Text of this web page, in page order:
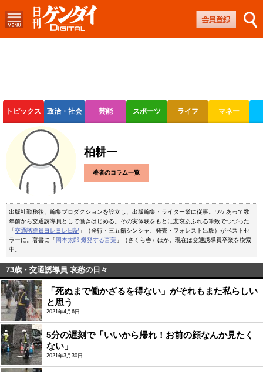
トピックス 政治・社会 芸能 スポーツ ライフ マネー
ボートレース
柏耕一
著者のコラム一覧
出版社勤務後、編集プロダクションを設立し、出版編集・ライター業に従事。ワケあって数
年前から交通誘導員として働きはじめる。その実体験をもとに悲哀あふれる筆致でつづった
「交通誘導員ヨレヨレ日記 」（発行・三五館シンシャ、発売・フォレスト出版）がベストセ
ラーに。著書に「岡本太郎 爆発する言葉 」（さくら舎）ほか。現在は交通誘導員卒業を模索
中。
73歳・交通誘導員 哀愁の日々
「死ぬまで働かざるを得ない」がそれもまた私らしい
と思う
2021年4月6日
5分の遅刻で「いいから帰れ！お前の顔なんか見たく
ない」
2021年3月30日